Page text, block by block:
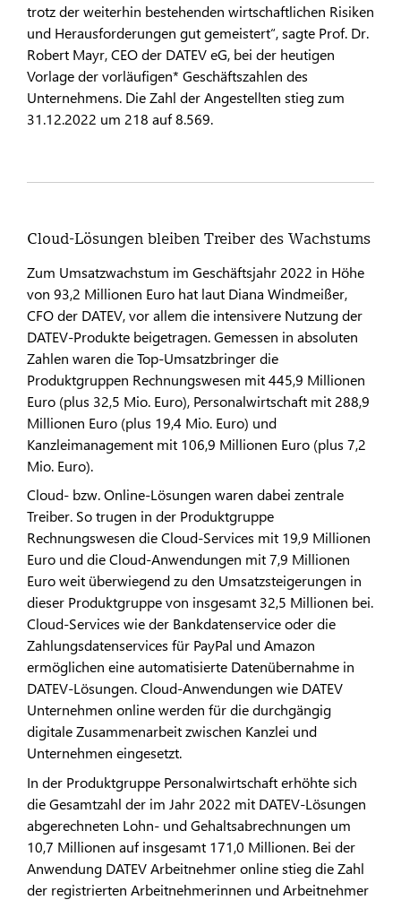
trotz der weiterhin bestehenden wirtschaftlichen Risiken
und Herausforderungen gut gemeistert“, sagte Prof. Dr.
Robert Mayr, CEO der DATEV eG, bei der heutigen
Vorlage der vorläufigen* Geschäftszahlen des
Unternehmens. Die Zahl der Angestellten stieg zum
31.12.2022 um 218 auf 8.569.
Cloud-Lösungen bleiben Treiber des Wachstums
Zum Umsatzwachstum im Geschäftsjahr 2022 in Höhe
von 93,2 Millionen Euro hat laut Diana Windmeißer,
CFO der DATEV, vor allem die intensivere Nutzung der
DATEV-Produkte beigetragen. Gemessen in absoluten
Zahlen waren die Top-Umsatzbringer die
Produktgruppen Rechnungswesen mit 445,9 Millionen
Euro (plus 32,5 Mio. Euro), Personalwirtschaft mit 288,9
Millionen Euro (plus 19,4 Mio. Euro) und
Kanzleimanagement mit 106,9 Millionen Euro (plus 7,2
Mio. Euro).
Cloud- bzw. Online-Lösungen waren dabei zentrale
Treiber. So trugen in der Produktgruppe
Rechnungswesen die Cloud-Services mit 19,9 Millionen
Euro und die Cloud-Anwendungen mit 7,9 Millionen
Euro weit überwiegend zu den Umsatzsteigerungen in
dieser Produktgruppe von insgesamt 32,5 Millionen bei.
Cloud-Services wie der Bankdatenservice oder die
Zahlungsdatenservices für PayPal und Amazon
ermöglichen eine automatisierte Datenübernahme in
DATEV-Lösungen. Cloud-Anwendungen wie DATEV
Unternehmen online werden für die durchgängig
digitale Zusammenarbeit zwischen Kanzlei und
Unternehmen eingesetzt.
In der Produktgruppe Personalwirtschaft erhöhte sich
die Gesamtzahl der im Jahr 2022 mit DATEV-Lösungen
abgerechneten Lohn- und Gehaltsabrechnungen um
10,7 Millionen auf insgesamt 171,0 Millionen. Bei der
Anwendung DATEV Arbeitnehmer online stieg die Zahl
der registrierten Arbeitnehmerinnen und Arbeitnehmer